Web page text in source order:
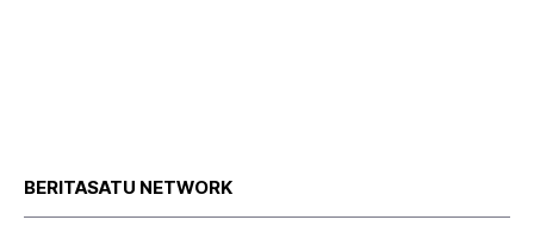
BERITASATU NETWORK